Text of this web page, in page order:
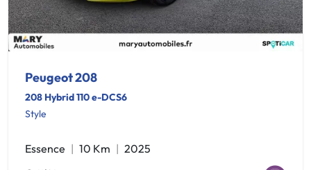
Peugeot 208
208 Hybrid 110 e-DCS6
Style
Essence 10 Km
2025